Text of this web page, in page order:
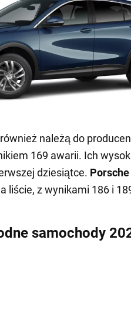
również należą do
169 awarii. Ich
dziesiątce.
liście, z wynikami 186 i
samochody